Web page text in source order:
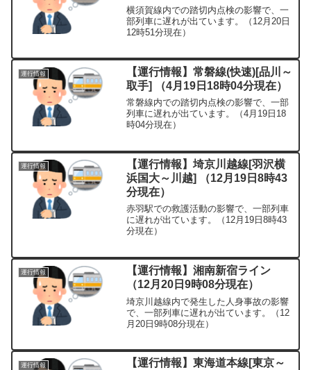
横須賀線内での踏切内点検の影響で、一
部列車に遅れが出ています。（12月20日
12時51分現在）
運行情報
【運行情報】常磐線(快速)[品川～
取手] （4月19日18時04分現在）
常磐線内での踏切内点検の影響で、一部
列車に遅れが出ています。（4月19日18
時04分現在）
運行情報
【運行情報】埼京川越線[羽沢横
浜国大～川越] （12月19日8時43
分現在）
赤羽駅での救護活動の影響で、一部列車
に遅れが出ています。（12月19日8時43
分現在）
運行情報
【運行情報】湘南新宿ライン
（12月20日9時08分現在）
埼京川越線内で発生した人身事故の影響
で、一部列車に遅れが出ています。（12
月20日9時08分現在）
運行情報
【運行情報】東海道本線[東京～